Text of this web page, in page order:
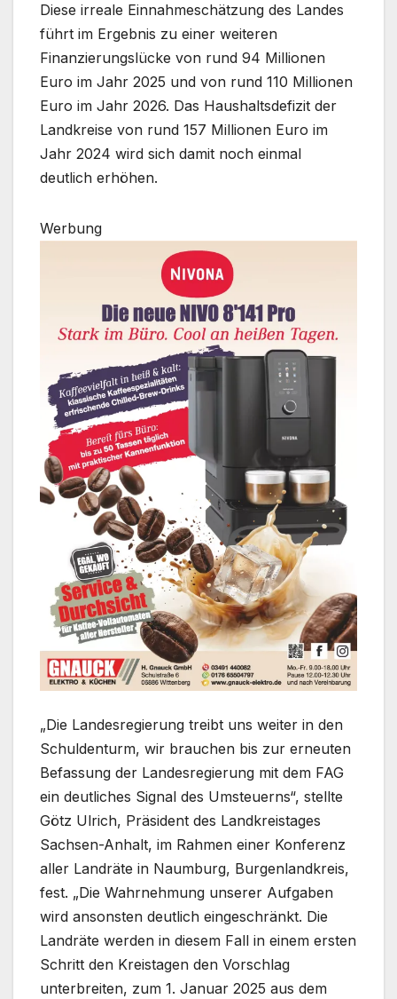
Diese irreale Einnahmeschätzung des Landes
führt im Ergebnis zu einer weiteren
Finanzierungslücke von rund 94 Millionen
Euro im Jahr 2025 und von rund 110 Millionen
Euro im Jahr 2026. Das Haushaltsdefizit der
Landkreise von rund 157 Millionen Euro im
Jahr 2024 wird sich damit noch einmal
deutlich erhöhen.
Werbung
„Die Landesregierung treibt uns weiter in den
Schuldenturm, wir brauchen bis zur erneuten
Befassung der Landesregierung mit dem FAG
ein deutliches Signal des Umsteuerns“, stellte
Götz Ulrich, Präsident des Landkreistages
Sachsen-Anhalt, im Rahmen einer Konferenz
aller Landräte in Naumburg, Burgenlandkreis,
fest. „Die Wahrnehmung unserer Aufgaben
wird ansonsten deutlich eingeschränkt. Die
Landräte werden in diesem Fall in einem ersten
Schritt den Kreistagen den Vorschlag
unterbreiten, zum 1. Januar 2025 aus dem